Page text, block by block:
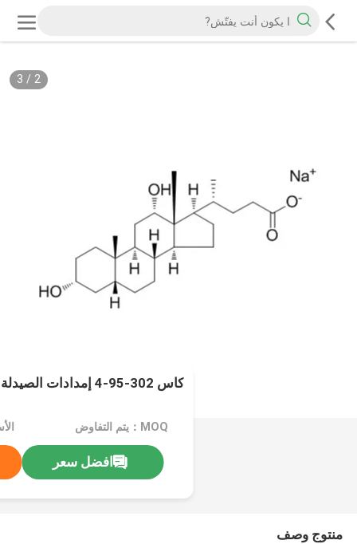
2
/
3
كاس 302-95-4 إمدادات الصيدلة الصناعية الدقيقة
MOQ：يتم التفاوض
افضل سعر
منتوج وصف